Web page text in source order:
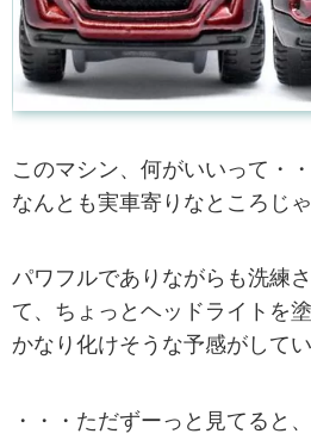
このマシン、何がいいって・
なんとも実車寄りなところじ
パワフルでありながらも洗練
て、ちょっとヘッドライトを
かなり化けそうな予感がしてい
・・・ただずーっと見てると